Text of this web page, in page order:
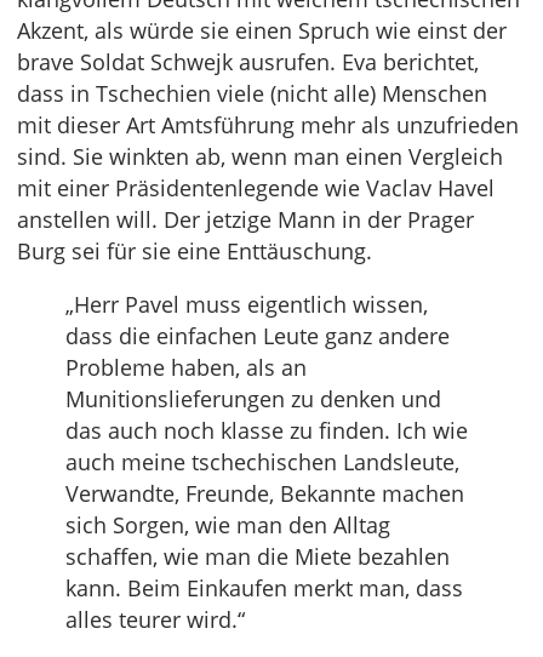
Akzent, als würde sie einen Spruch wie einst der
brave Soldat Schwejk ausrufen. Eva berichtet,
dass in Tschechien viele (nicht alle) Menschen
mit dieser Art Amtsführung mehr als unzufrieden
sind. Sie winkten ab, wenn man einen Vergleich
mit einer Präsidentenlegende wie Vaclav Havel
anstellen will. Der jetzige Mann in der Prager
Burg sei für sie eine Enttäuschung.
„Herr Pavel muss eigentlich wissen,
dass die einfachen Leute ganz andere
Probleme haben, als an
Munitionslieferungen zu denken und
das auch noch klasse zu finden. Ich wie
auch meine tschechischen Landsleute,
Verwandte, Freunde, Bekannte machen
sich Sorgen, wie man den Alltag
schaffen, wie man die Miete bezahlen
kann. Beim Einkaufen merkt man, dass
alles teurer wird.“